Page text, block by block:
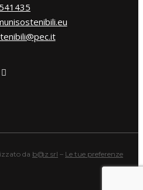
da b@z srl – Le tue preferenze